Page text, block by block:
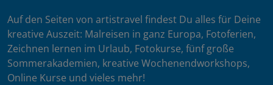
Auf den Seiten von artistravel findest Du alles für Deine
kreative Auszeit: Malreisen in ganz Europa, Fotoferien,
Zeichnen lernen im Urlaub, Fotokurse, fünf große
Sommerakademien, kreative Wochenendworkshops,
Online Kurse und vieles mehr!